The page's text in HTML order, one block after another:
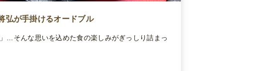
弘が手掛けるオードブル
…そんな思いを込めた食の楽しみがぎっしり詰まっ